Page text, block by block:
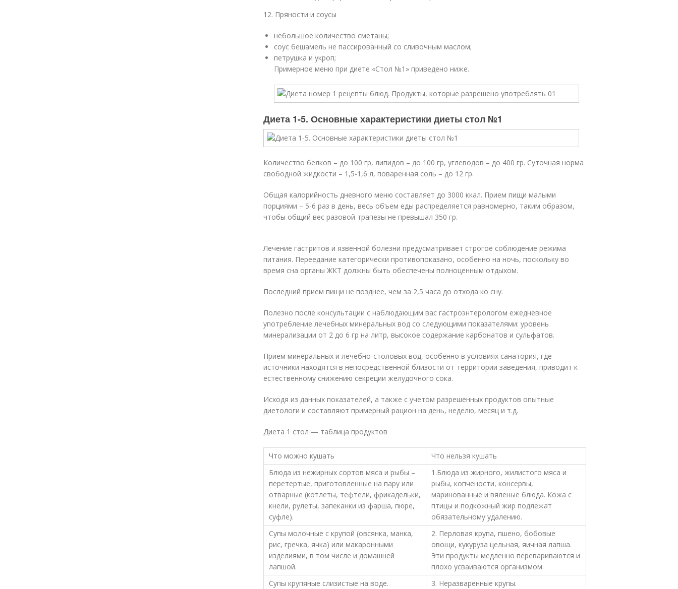
12. Пряности и соусы
небольшое количество сметаны;
соус бешамель не пассированный со сливочным маслом;
петрушка и укроп;
Примерное меню при диете «Стол №1» приведено ниже.
Диета 1-5. Основные характеристики диеты стол №1
Количество белков – до 100 гр, липидов – до 100 гр, углеводов – до 400 гр. Суточная норма
свободной жидкости – 1,5-1,6 л, поваренная соль – до 12 гр.
Общая калорийность дневного меню составляет до 3000 ккал. Прием пищи малыми
порциями – 5-6 раз в день, весь объем еды распределяется равномерно, таким образом,
чтобы общий вес разовой трапезы не превышал 350 гр.
Лечение гастритов и язвенной болезни предусматривает строгое соблюдение режима
питания. Переедание категорически противопоказано, особенно на ночь, поскольку во
время сна органы ЖКТ должны быть обеспечены полноценным отдыхом.
Последний прием пищи не позднее, чем за 2,5 часа до отхода ко сну.
Полезно после консультации с наблюдающим вас гастроэнтерологом ежедневное
употребление лечебных минеральных вод со следующими показателями: уровень
минерализации от 2 до 6 гр на литр, высокое содержание карбонатов и сульфатов.
Прием минеральных и лечебно-столовых вод, особенно в условиях санатория, где
источники находятся в непосредственной близости от территории заведения, приводит к
естественному снижению секреции желудочного сока.
Исходя из данных показателей, а также с учетом разрешенных продуктов опытные
диетологи и составляют примерный рацион на день, неделю, месяц и т.д.
Диета 1 стол — таблица продуктов
Что можно кушать
Что нельзя кушать
Блюда из нежирных сортов мяса и рыбы –
перетертые, приготовленные на пару или
отварные (котлеты, тефтели, фрикадельки,
кнели, рулеты, запеканки из фарша, пюре,
суфле).
1.Блюда из жирного, жилистого мяса и
рыбы, копчености, консервы,
маринованные и вяленые блюда. Кожа с
птицы и подкожный жир подлежат
обязательному удалению.
Супы молочные с крупой (овсянка, манка,
рис, гречка, ячка) или макаронными
изделиями, в том числе и домашней
лапшой.
2. Перловая крупа, пшено, бобовые
овощи, кукуруза цельная, яичная лапша.
Эти продукты медленно перевариваются и
плохо усваиваются организмом.
Супы крупяные слизистые на воде.
3. Неразваренные крупы.